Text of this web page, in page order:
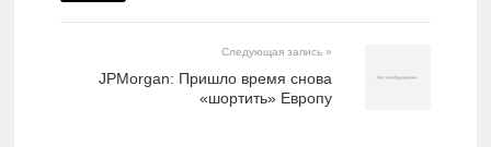
Следующая запись »
JPMorgan: Пришло время снова
«шортить» Европу